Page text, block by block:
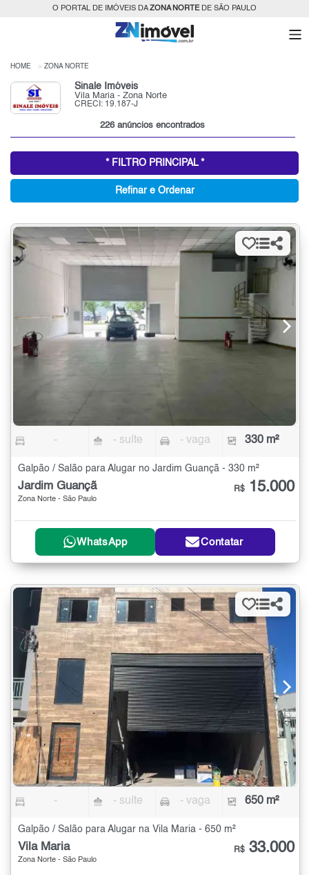
O PORTAL DE IMÓVEIS DAZONA NORTEDE SÃO PAULO
HOME ZONA NORTE
Sinale Imóveis
Vila Maria - Zona Norte
CRECI: 19.187-J
226 anúncios encontrados
* FILTRO PRINCIPAL *
Refinar e Ordenar
- - suíte - vaga 330 m²
Galpão / Salão para Alugar no Jardim Guançã - 330 m²
Jardim Guançã
Zona Norte - São Paulo
R$ 15.000
WhatsApp Contatar
- - suíte - vaga 650 m²
Galpão / Salão para Alugar na Vila Maria - 650 m²
Vila Maria
Zona Norte - São Paulo
R$ 33.000